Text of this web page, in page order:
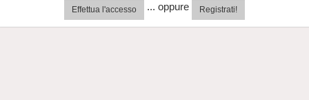
Effettua l'accesso ... oppure Registrati!